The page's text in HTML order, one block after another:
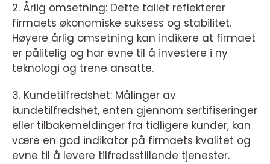
2. Årlig omsetning: Dette tallet reflekterer
firmaets økonomiske suksess og stabilitet.
Høyere årlig omsetning kan indikere at firmaet
er pålitelig og har evne til å investere i ny
teknologi og trene ansatte.
3. Kundetilfredshet: Målinger av
kundetilfredshet, enten gjennom sertifiseringer
eller tilbakemeldinger fra tidligere kunder, kan
være en god indikator på firmaets kvalitet og
evne til å levere tilfredsstillende tjenester.